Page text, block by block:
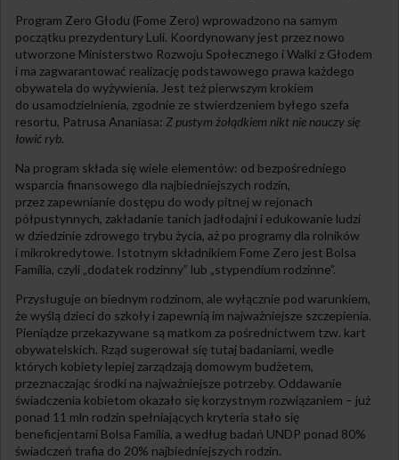
Program Zero Głodu (Fome Zero) wprowadzono na samym
początku prezydentury Luli. Koordynowany jest przez nowo
utworzone Ministerstwo Rozwoju Społecznego i Walki z Głodem
i ma zagwarantować realizację podstawowego prawa każdego
obywatela do wyżywienia. Jest też pierwszym krokiem
do usamodzielnienia, zgodnie ze stwierdzeniem byłego szefa
resortu, Patrusa Ananiasa: Z pustym żołądkiem nikt nie nauczy się
łowić ryb.
Na program składa się wiele elementów: od bezpośredniego
wsparcia finansowego dla najbiedniejszych rodzin,
przez zapewnianie dostępu do wody pitnej w rejonach
półpustynnych, zakładanie tanich jadłodajni i edukowanie ludzi
w dziedzinie zdrowego trybu życia, aż po programy dla rolników
i mikrokredytowe. Istotnym składnikiem Fome Zero jest Bolsa
Família, czyli „dodatek rodzinny” lub „stypendium rodzinne”.
Przysługuje on biednym rodzinom, ale wyłącznie pod warunkiem,
że wyślą dzieci do szkoły i zapewnią im najważniejsze szczepienia.
Pieniądze przekazywane są matkom za pośrednictwem tzw. kart
obywatelskich. Rząd sugerował się tutaj badaniami, wedle
których kobiety lepiej zarządzają domowym budżetem,
przeznaczając środki na najważniejsze potrzeby. Oddawanie
świadczenia kobietom okazało się korzystnym rozwiązaniem – już
ponad 11 mln rodzin spełniających kryteria stało się
beneficjentami Bolsa Família, a według badań UNDP ponad 80%
świadczeń trafia do 20% najbiedniejszych rodzin.